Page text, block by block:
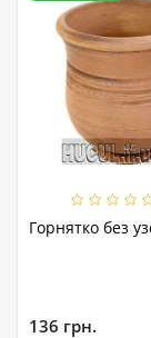
Горнятко без
136 грн.